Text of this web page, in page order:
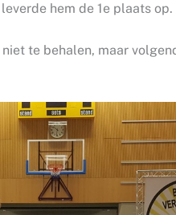
hem de 1e plaats op.
te behalen, maar